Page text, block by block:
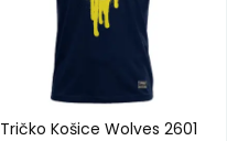
Tričko Košice Wolves 2601